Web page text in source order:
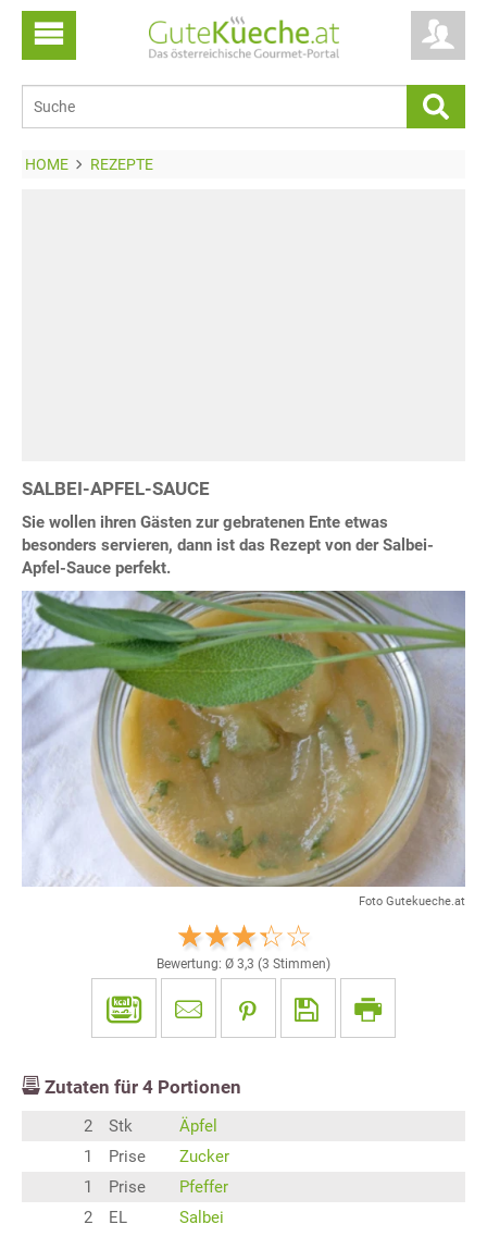
HOME REZEPTE
SALBEI-APFEL-SAUCE
Sie wollen ihren Gästen zur gebratenen Ente etwas
besonders servieren, dann ist das Rezept von der Salbei-
Apfel-Sauce perfekt.
Foto Gutekueche.at
Bewertung: Ø 3,3 (3 Stimmen)
Zutaten für 4 Portionen
2 Stk
Äpfel
1
Prise
Zucker
1
Prise
Pfeffer
2
EL Salbei